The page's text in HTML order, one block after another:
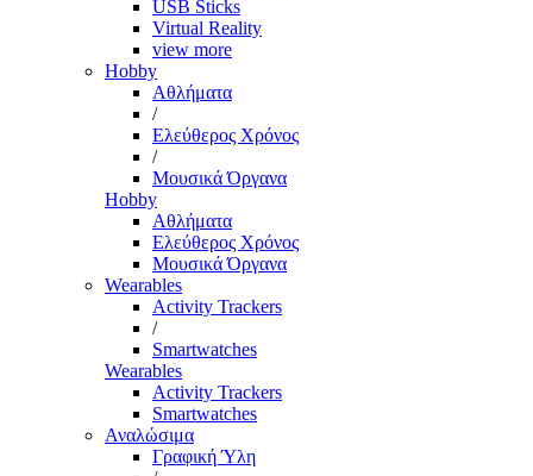
USB Sticks
Virtual Reality
view more
Hobby
Αθλήματα
/
Ελεύθερος Χρόνος
/
Μουσικά Όργανα
Hobby
Αθλήματα
Ελεύθερος Χρόνος
Μουσικά Όργανα
Wearables
Activity Trackers
/
Smartwatches
Wearables
Activity Trackers
Smartwatches
Αναλώσιμα
Γραφική Ύλη